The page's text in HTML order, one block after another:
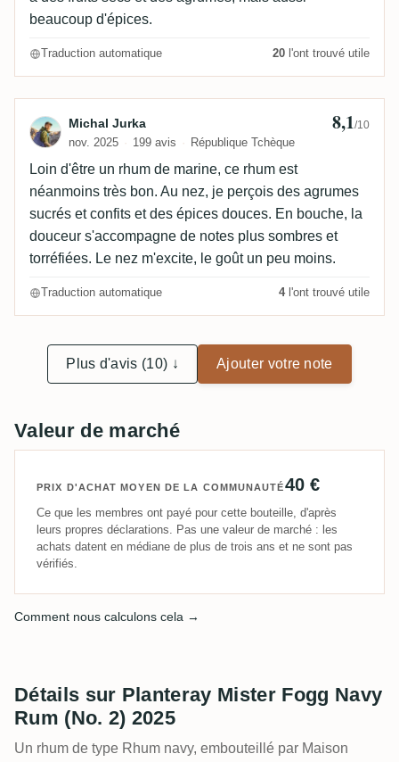
beaucoup d'épices.
Traduction automatique 20 l'ont trouvé utile
Avis de Michal Jurka
Michal Jurka
nov. 2025 199 avis République Tchèque
8,1/10
Loin d'être un rhum de marine, ce rhum est
néanmoins très bon. Au nez, je perçois des agrumes
sucrés et confits et des épices douces. En bouche, la
douceur s'accompagne de notes plus sombres et
torréfiées. Le nez m'excite, le goût un peu moins.
Traduction automatique 4l'ont trouvé utile
Plus d'avis (10) ↓ Ajouter votre note
Valeur de marché
PRIX D'ACHAT MOYEN DE LA COMMUNAUTÉ40 €
Ce que les membres ont payé pour cette bouteille, d'après
leurs propres déclarations. Pas une valeur de marché : les
achats datent en médiane de plus de trois ans et ne sont pas
vérifiés.
Comment nous calculons cela →
Détails sur Planteray Mister Fogg Navy
Rum (No. 2) 2025
Un rhum de type Rhum navy, embouteillé par Maison